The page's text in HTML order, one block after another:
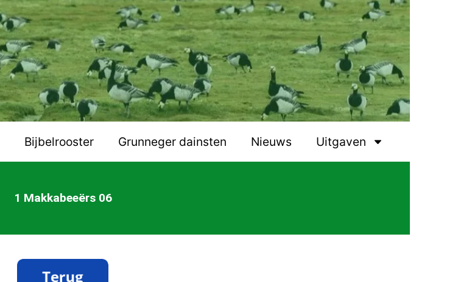
Bijbelrooster Grunneger dainsten Nieuws Uitgaven
1 Makkabeeërs 06